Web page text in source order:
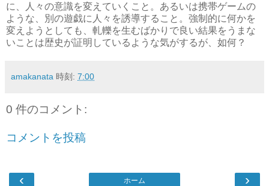
に、人々の意識を変えていくこと。あるいは携帯ゲームの
ような、別の遊戯に人々を誘導すること。強制的に何かを
変えようとしても、軋轢を生むばかりで良い結果をうまな
いことは歴史が証明しているような気がするが、如何？
amakanata 時刻: 7:00
0 件のコメント:
コメントを投稿
‹ ›
ホーム